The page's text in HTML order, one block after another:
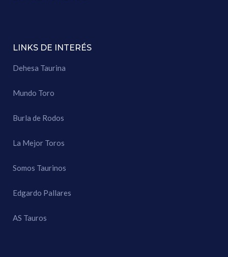
LINKS DE INTERÉS
Dehesa Taurina
Mundo Toro
Burla de Rodos
La Mejor Toros
Somos Taurinos
Edgardo Pallares
AS Tauros